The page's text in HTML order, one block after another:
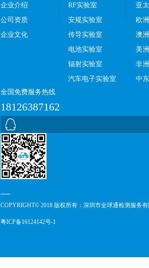
企业介绍
公司资质
企业文化
RF实验室
安规实验室
传导实验室
电池实验室
辐射实验室
汽车电子实验室
亚
欧洲
澳洲
美洲
非洲
中东
全国免费服务热线
18126387162
COPYRIGHT© 2018 版权所有：深圳市全球通检测服务
粤ICP备16124142号-1